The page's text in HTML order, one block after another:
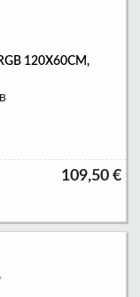
120X60CM,
109,50 €